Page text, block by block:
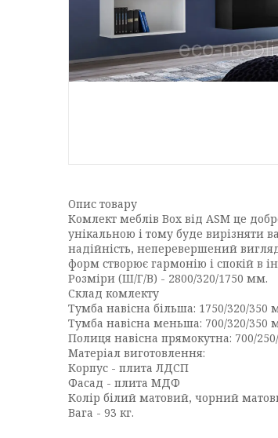
Опис товару
Комлект меблів Box від ASM це
унікальною і тому буде вирізняти
надійність, неперевершений
форм створює гармонію і спокій в
Розміри (Ш/Г/В) - 2800/320/1750 мм.
Склад комлекту
Тумба навісна більша: 1750/320/350
Тумба навісна меньша: 700/320/350
Полиця навісна прямокутна: 700/
Матеріал виготовлення:
Корпус - плита ЛДСП
Фасад - плита МДФ
Колір білий матовий, чорний
Вага - 93 кг.